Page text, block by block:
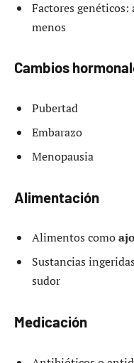
Factores genéticos:
menos
Cambios
Pubertad
Embarazo
Menopausia
Alimentación
Alimentos como
Sustancias
sudor
Medicación